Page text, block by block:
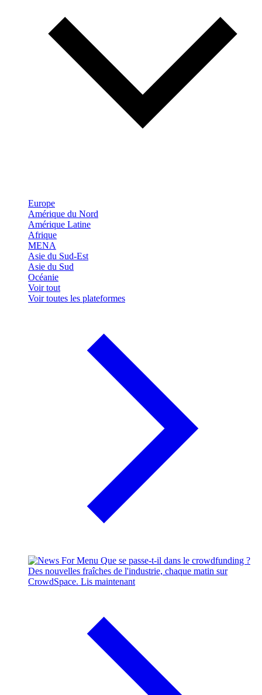
Europe
Amérique du Nord
Amérique Latine
Afrique
MENA
Asie du Sud-Est
Asie du Sud
Océanie
Voir tout
Voir toutes les plateformes
Que se passe-t-il dans le crowdfunding ?
Des nouvelles fraîches de l'industrie, chaque matin sur
CrowdSpace. Lis maintenant